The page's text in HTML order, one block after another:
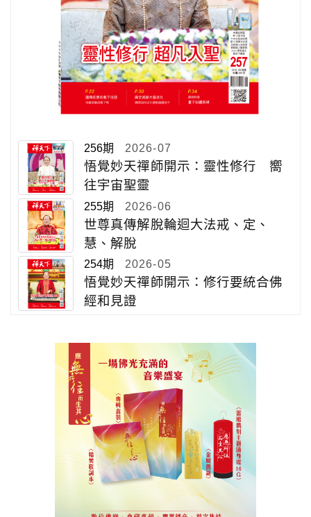
256期 2026-07
悟覺妙天禪師開示：靈性修行 嚮
往宇宙聖靈
255期 2026-06
世尊真傳解脫輪迴大法戒、定、
慧、解脫
254期 2026-05
悟覺妙天禪師開示：修行要統合佛
經和見證